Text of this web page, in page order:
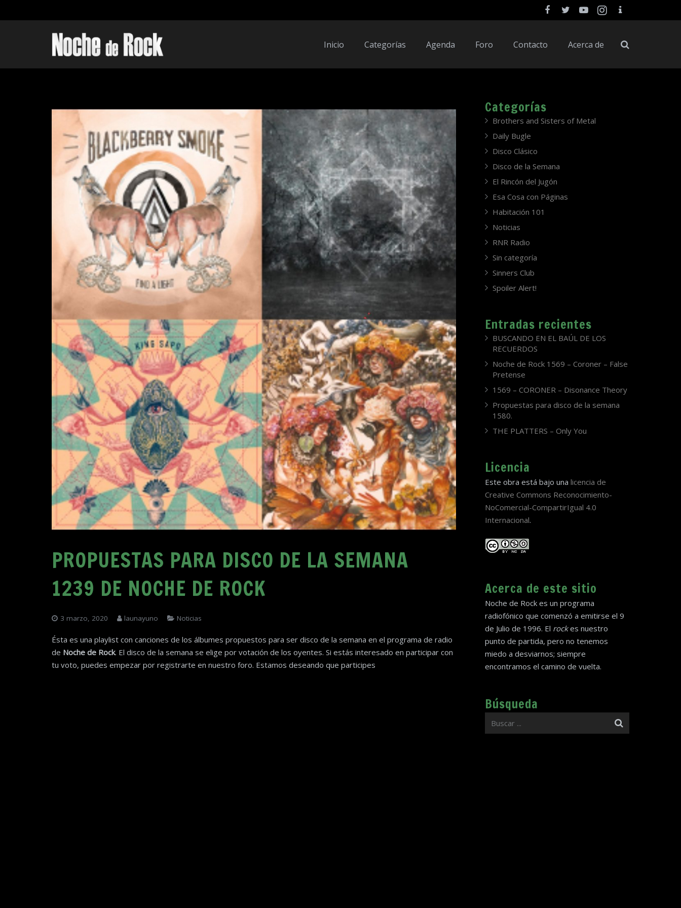
Inicio Categorías Agenda Foro Contacto Acerca de
PROPUESTAS PARA DISCO DE LA SEMANA
1239 DE NOCHE DE ROCK
3 marzo, 2020 launayuno Noticias
Ésta es una playlist con canciones de los álbumes propuestos para ser disco de la semana en el programa de radio
de Noche de Rock. El disco de la semana se elige por votación de los oyentes. Si estás interesado en participar con
tu voto, puedes empezar por registrarte en nuestro foro. Estamos deseando que participes
Categorías
Brothers and Sisters of Metal
Daily Bugle
Disco Clásico
Disco de la Semana
El Rincón del Jugón
Esa Cosa con Páginas
Habitación 101
Noticias
RNR Radio
Sin categoría
Sinners Club
Spoiler Alert!
Entradas recientes
BUSCANDO EN EL BAÚL DE LOS
RECUERDOS
Noche de Rock 1569 – Coroner – False
Pretense
1569 – CORONER – Disonance Theory
Propuestas para disco de la semana
1580.
THE PLATTERS – Only You
Licencia
Este obra está bajo una licencia de
Creative Commons Reconocimiento-
NoComercial-CompartirIgual 4.0
Internacional.
Acerca de este sitio
Noche de Rock es un programa
radiofónico que comenzó a emitirse el 9
de Julio de 1996. El rockes nuestro
punto de partida, pero no tenemos
miedo a desviarnos; siempre
encontramos el camino de vuelta.
Búsqueda